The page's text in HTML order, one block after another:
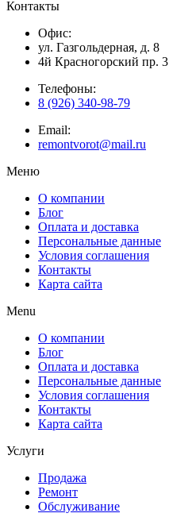
Контакты
Офис:
ул. Газгольдерная, д. 8
4й Красногорский пр. 3
Телефоны:
8 (926) 340-98-79
Email:
remontvorot@mail.ru
Меню
О компании
Блог
Оплата и доставка
Персональные данные
Условия соглашения
Контакты
Карта сайта
Menu
О компании
Блог
Оплата и доставка
Персональные данные
Условия соглашения
Контакты
Карта сайта
Услуги
Продажа
Ремонт
Обслуживание